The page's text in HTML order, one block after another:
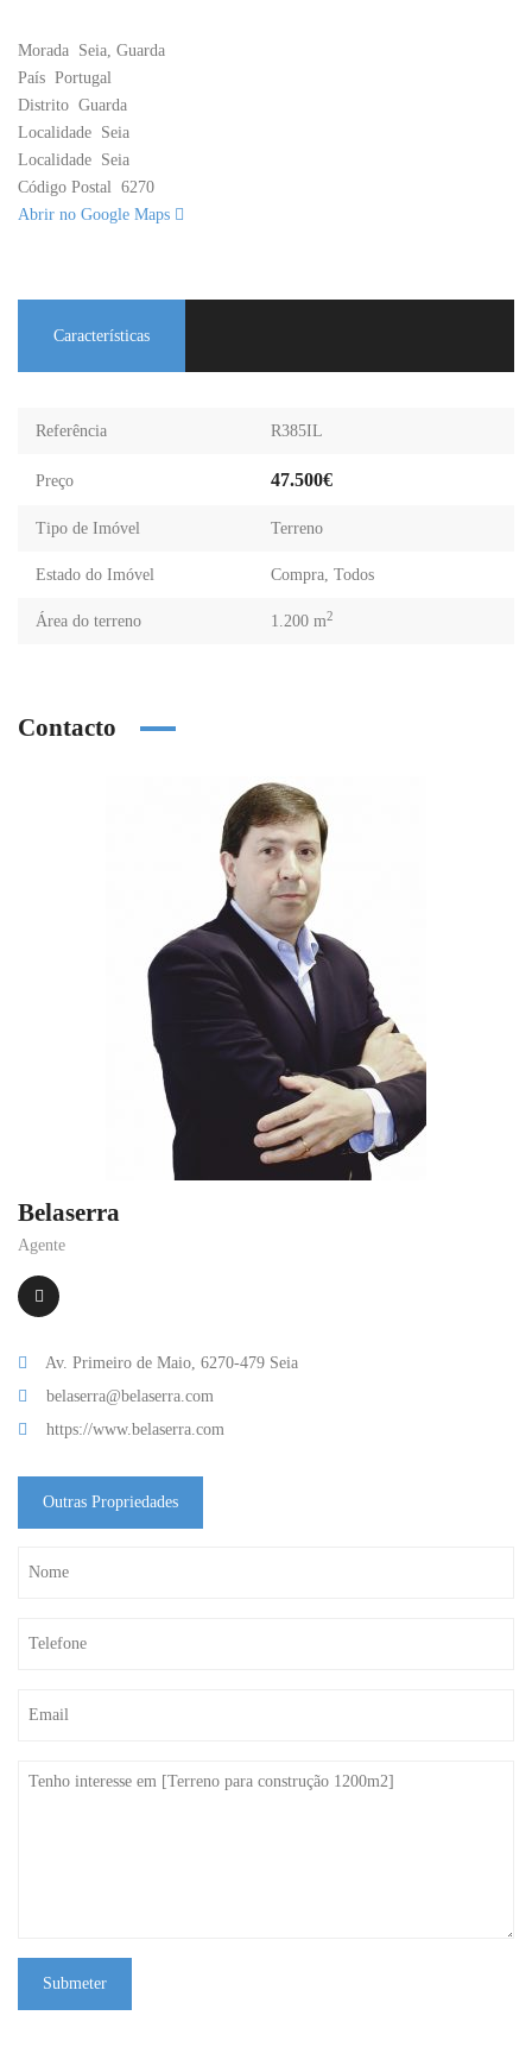
Morada Seia, Guarda
País Portugal
Distrito Guarda
Localidade Seia
Localidade Seia
Código Postal 6270
Abrir no Google Maps
Características
Referência R385IL
Preço 47.500€
Tipo de Imóvel Terreno
Estado do Imóvel Compra, Todos
Área do terreno 1.200 m2
Contacto
Belaserra
Agente
Av. Primeiro de Maio, 6270-479 Seia
belaserra@belaserra.com
https://www.belaserra.com
Outras Propriedades
Submeter